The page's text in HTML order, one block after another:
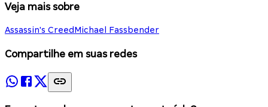
Veja mais sobre
Assassin's CreedMichael Fassbender
Compartilhe em suas redes